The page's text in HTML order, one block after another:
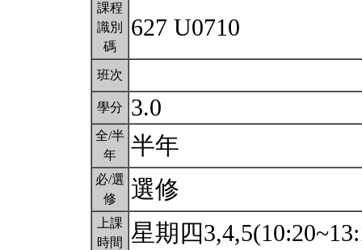
課程
識別
碼
627 U0710
班次
學分 3.0
全/半
年
半年
必/選
修
選修
上課
時間
星期四